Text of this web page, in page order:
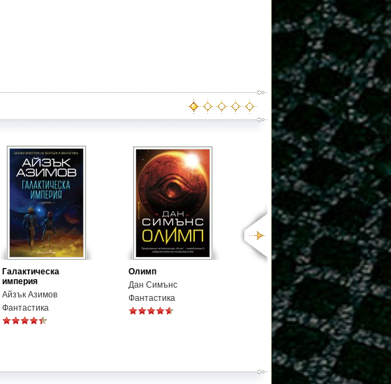
Галактическа
империя
Айзък Азимов
Фантастика
Олимп
Дан Симънс
Фантастика